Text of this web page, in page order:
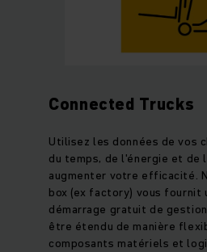
Connected Trucks
Utilisez les données de vos
du temps, de l'énergie et de
augmenter votre efficacité.
box (ex factory) vous fournit
démarrage gratuit de
être étendu de manière
composants matériels et